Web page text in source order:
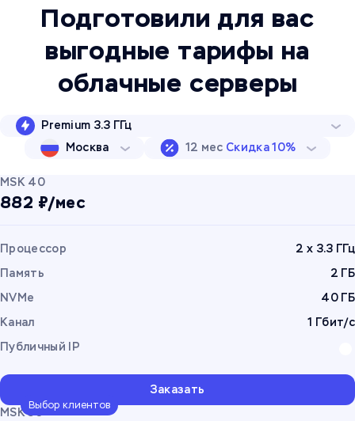
Подготовили для вас
выгодные тарифы на
облачные серверы
Premium 3.3 ГГц
Москва
12 мес Скидка 10%
MSK 40
882 ₽/мес
Процессор
2 x 3.3 ГГц
Память
2 ГБ
NVMe
40 ГБ
Канал
1 Гбит/с
Публичный IP
Заказать
Выбор клиентов
MSK 50